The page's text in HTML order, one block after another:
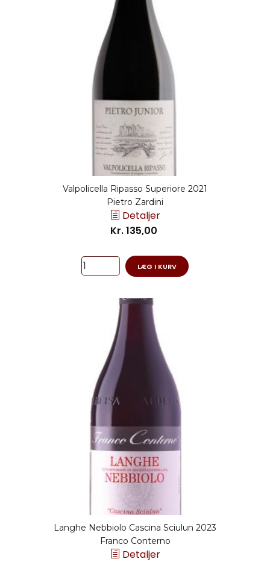
Valpolicella Ripasso Superiore 2021
Pietro Zardini
Detaljer
Kr. 135,00
LÆG I KURV
Langhe Nebbiolo Cascina Sciulun 2023
Franco Conterno
Detaljer